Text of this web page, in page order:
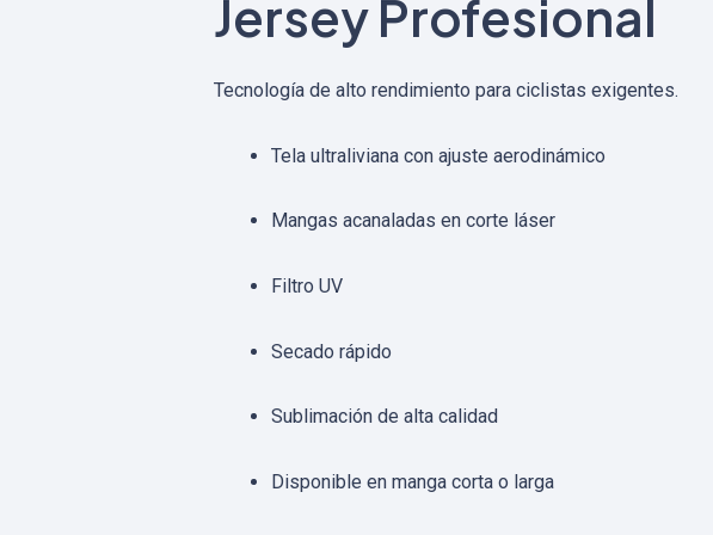
Jersey Profesional
Tecnología de alto rendimiento para ciclistas exigentes.
Tela ultraliviana con ajuste aerodinámico
Mangas acanaladas en corte láser
Filtro UV
Secado rápido
Sublimación de alta calidad
Disponible en manga corta o larga